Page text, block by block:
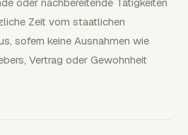
Zeit vom staatlichen
sofern keine Ausnahmen wie
Vertrag oder Gewohnheit